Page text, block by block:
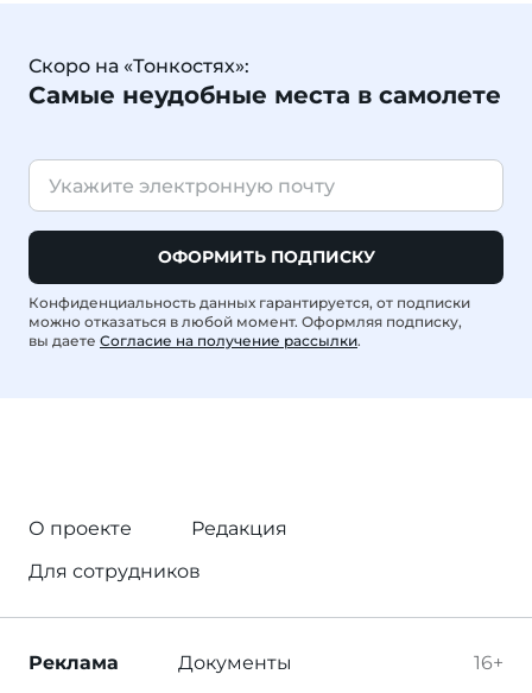
Скоро на «Тонкостях»:
Самые неудобные места в самолете
ОФОРМИТЬ ПОДПИСКУ
Конфиденциальность данных гарантируется, от подписки
можно отказаться в любой момент. Оформляя подписку,
вы даете Согласие на получение рассылки.
О проекте
Редакция
Для сотрудников
16+
Реклама Документы